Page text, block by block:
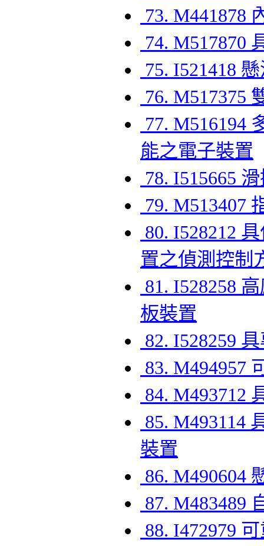
73. M441878
74. M517870
75. I521418
76. M517375
77. M516194
能之電子裝置
78. I515665
79. M513407
80. I528212
置之偵測控制
81. I528258
板裝置
82. I528259
83. M494957
84. M493712
85. M493114
裝置
86. M490604
87. M483489
88. I472979